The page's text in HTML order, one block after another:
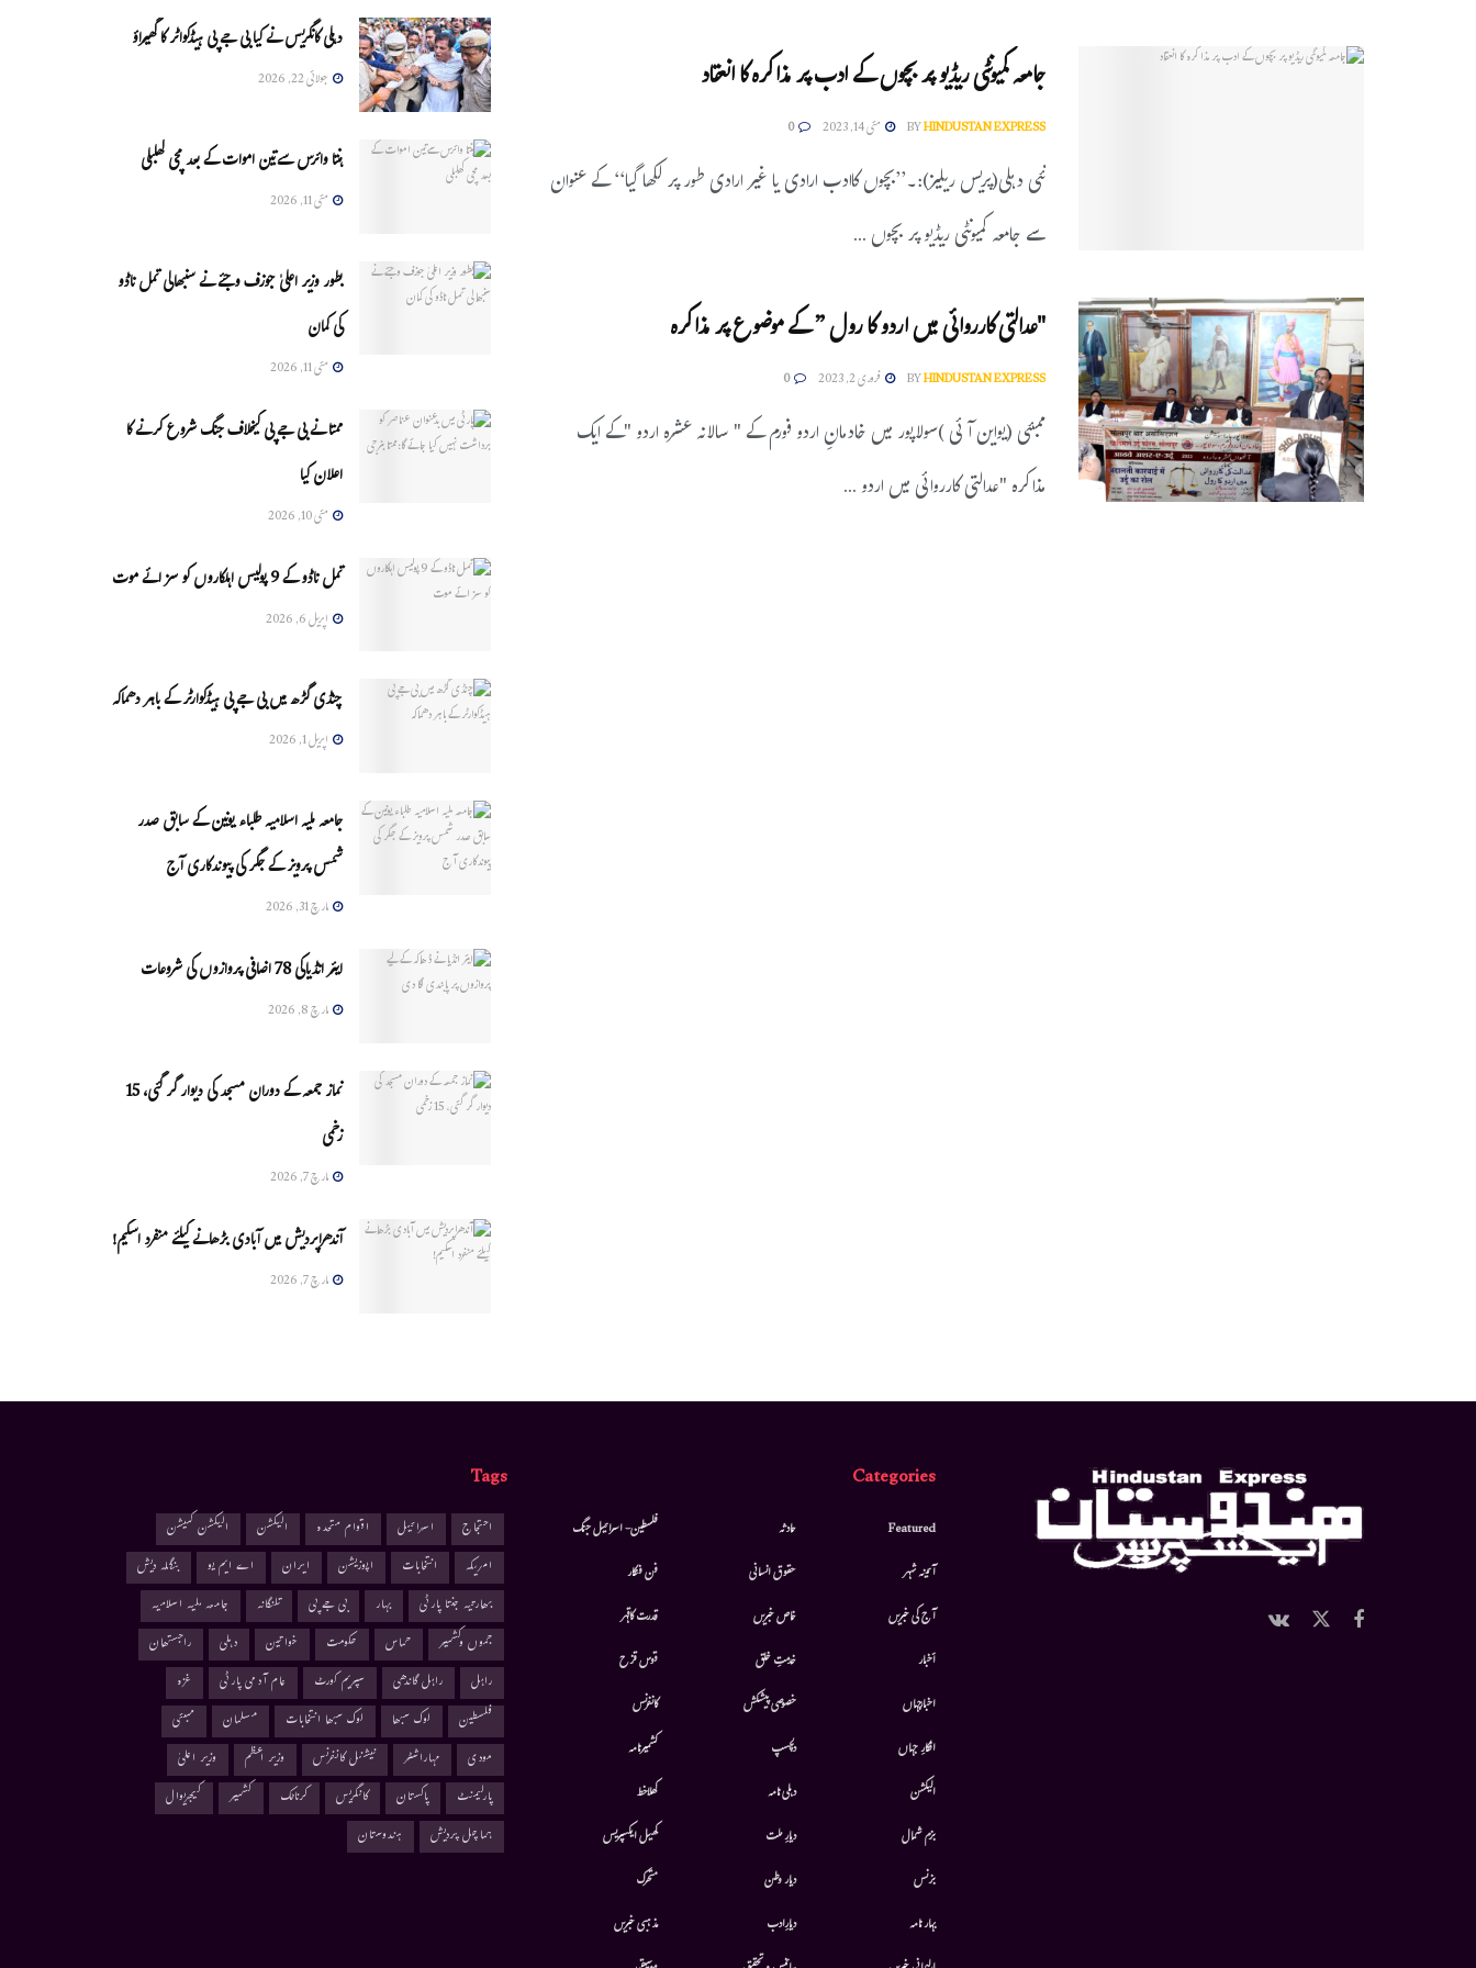
جامعہ کمیونٹی ریڈیو پر بچوں کے ادب پر مذاکرہ کا انعقاد
BYHINDUSTAN EXPRESS مئی 14, 2023 0
نئی دہلی(پریس ریلیز):۔’’بچوں کاادب ارادی یا غیر ارادی طور پر لکھا گیا‘‘ کے عنوان
سے جامعہ کمیونٹی ریڈیو پر بچوں ...
"عدالتی کارروائی میں اردو کا رول ” کے موضوع پر مذاکرہ
BYHINDUSTAN EXPRESS فروری 2, 2023 0
ممبئی (یواین آئی )سولاپور میں خادمانِ اردو فورم کے " سالانہ عشرہ اردو "کے ایک
مذاکرہ "عدالتی کارروائی میں اردو ...
دہلی کانگریس نے کیا بی جے پی ہیڈکواٹر کا گھیراؤ
جولائی 22, 2026
ہنتا وائرس سےتین اموات کے بعد مچی کھلبلی
مئی 11, 2026
بطور وزیر اعلیٰ جوزف وجئے نے سنبھالی تمل ناڈو
کی کمان
مئی 11, 2026
ممتا نے بی جے پی کیخلاف جنگ شروع کرنے کا
اعلان کیا
مئی 10, 2026
تمل ناڈو کے 9 پولیس اہلکاروں کو سزائے موت
اپریل 6, 2026
چنڈی گڑھ میں بی جے پی ہیڈکوارٹر کے باہر دھماکہ
اپریل 1, 2026
جامعہ ملیہ اسلامیہ طلباء یونین کے سابق صدر
شمس پرویز کے جگر کی پیوندکاری آج
مارچ 31, 2026
ایئر انڈیاکی 78 اضافی پروازوں کی شروعات
مارچ 8, 2026
نماز جمعہ کے دوران مسجد کی دیوار گر گئی، 15
زخمی
مارچ 7, 2026
آندھراپردیش میں آبادی بڑھانے کیلئے منفرد اسکیم!
مارچ 7, 2026
Categories
Featured
آئینہ شہر
آج کی خبریں
أخبار
اخبارجہاں
افکارِ جہاں
الیکشن
بزم شمال
بزنس
بہار نامہ
حادثہ
حقوق انسانی
خاص خبریں
خدمتِ خلق
خصوصی پیشکش
دلچسپ
دہلی نامہ
دیارِ ملت
دیار وطن
دیارِادب
فلسطین- اسرائیل جنگ
فن فنکار
قدرت کاقہر
قوس قزح
کانفرنس
کشمیرنامہ
کھلاخط
کھیل ایکسپریس
متحرك
مذہبی خبریں
Tags
احتجاج اسرائیل اقوام متحدہ الیکشن
الیکشن کمیشن
امریکہ
انتخابات اپوزیشن ایران اے ایم یو
بنگلہ دیش
بھارتیہ جنتا پارٹی
بہار بی جے پی تلنگانہ
جامعہ ملیہ اسلامیہ
جموں وکشمیر
حماس حکومت خواتین دہلی
راجستھان
راہل
راہل گاندھی سپریم کورٹ عام آدمی پارٹی
غزہ
فلسطین
لوک سبھا لوک سبھا انتخابات مسلمان
ممبئی
مودی
مہاراشٹر نیشنل کانفرنس وزیر اعظم
وزیر اعلیٰ
پارلیمنٹ
پاکستان کانگریس کرناٹک کشمیر
کیجریوال
ہماچل پردیش
ہندوستان